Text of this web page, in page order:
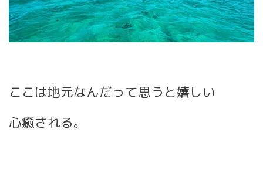
ここは地元なんだって思うと嬉しい
心癒される。